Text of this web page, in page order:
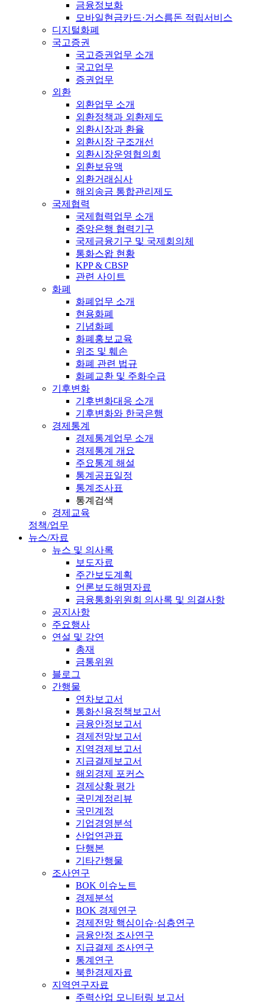
금융정보화
모바일현금카드·거스름돈 적립서비스
디지털화폐
국고증권
국고증권업무 소개
국고업무
증권업무
외환
외환업무 소개
외환정책과 외환제도
외환시장과 환율
외환시장 구조개선
외환시장운영협의회
외환보유액
외환거래심사
해외송금 통합관리제도
국제협력
국제협력업무 소개
중앙은행 협력기구
국제금융기구 및 국제회의체
통화스왑 현황
KPP & CBSP
관련 사이트
화폐
화폐업무 소개
현용화폐
기념화폐
화폐홍보교육
위조 및 훼손
화폐 관련 법규
화폐교환 및 주화수급
기후변화
기후변화대응 소개
기후변화와 한국은행
경제통계
경제통계업무 소개
경제통계 개요
주요통계 해설
통계공표일정
통계조사표
통계검색
경제교육
정책/업무
뉴스/자료
뉴스 및 의사록
보도자료
주간보도계획
언론보도해명자료
금융통화위원회 의사록 및 의결사항
공지사항
주요행사
연설 및 강연
총재
금통위원
블로그
간행물
연차보고서
통화신용정책보고서
금융안정보고서
경제전망보고서
지역경제보고서
지급결제보고서
해외경제 포커스
경제상황 평가
국민계정리뷰
국민계정
기업경영분석
산업연관표
단행본
기타간행물
조사연구
BOK 이슈노트
경제분석
BOK 경제연구
경제전망 핵심이슈·심층연구
금융안정 조사연구
지급결제 조사연구
통계연구
북한경제자료
지역연구자료
주력산업 모니터링 보고서